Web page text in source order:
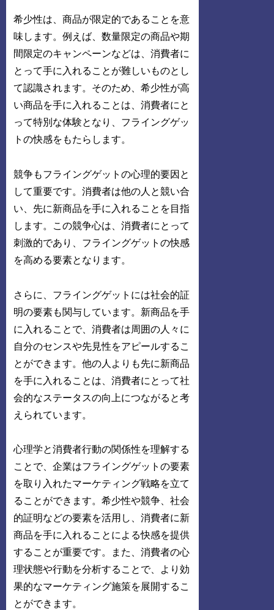
希少性は、商品が限定的であることを意
味します。例えば、数量限定の商品や期
間限定のキャンペーンなどは、消費者に
とって手に入れることが難しいものとし
て認識されます。そのため、希少性が高
い商品を手に入れることは、消費者にと
って特別な体験となり、フライングゲッ
トの快感をもたらします。
競争もフライングゲットの心理的要因と
して重要です。消費者は他の人と競い合
い、先に新商品を手に入れることを目指
します。この競争心は、消費者にとって
刺激的であり、フライングゲットの快感
を高める要素となります。
さらに、フライングゲットには社会的証
明の要素も関与しています。新商品を手
に入れることで、消費者は周囲の人々に
自分のセンスや先見性をアピールするこ
とができます。他の人よりも先に新商品
を手に入れることは、消費者にとって社
会的なステータスの向上につながると考
えられています。
心理学と消費者行動の関係性を理解する
ことで、企業はフライングゲットの要素
を取り入れたマーケティング戦略を立て
ることができます。希少性や競争、社会
的証明などの要素を活用し、消費者に新
商品を手に入れることによる快感を提供
することが重要です。また、消費者の心
理状態や行動を分析することで、より効
果的なマーケティング施策を展開するこ
とができます。